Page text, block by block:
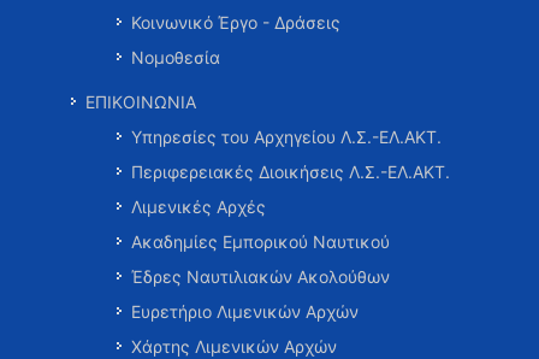
Κοινωνικό Έργο - Δράσεις
Νομοθεσία
ΕΠΙΚΟΙΝΩΝΙΑ
Υπηρεσίες του Αρχηγείου Λ.Σ.-ΕΛ.ΑΚΤ.
Περιφερειακές Διοικήσεις Λ.Σ.-ΕΛ.ΑΚΤ.
Λιμενικές Αρχές
Ακαδημίες Εμπορικού Ναυτικού
Έδρες Ναυτιλιακών Ακολούθων
Ευρετήριο Λιμενικών Αρχών
Χάρτης Λιμενικών Αρχών